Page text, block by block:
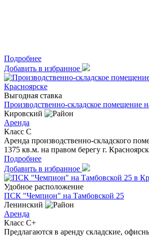
Подробнее
Добавить в избранное
Выгодная ставка
Производственно-складское помещение
Кировский
Аренда
Класс C
Аренда производственно-складского
1375 кв.м. на правом берегу г.
Подробнее
Добавить в избранное
Удобное расположение
ПСК "Чемпион" на Тамбовской 25
Ленинский
Аренда
Класс C+
Предлагаются в аренду складские,